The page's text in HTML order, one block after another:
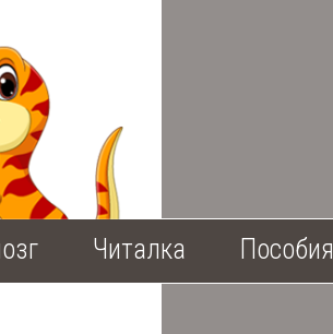
Читалка Пособия